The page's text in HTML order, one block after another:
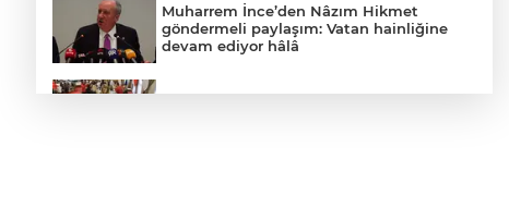
Muharrem İnce’den Nâzım Hikmet
göndermeli paylaşım: Vatan hainliğine
devam ediyor hâlâ